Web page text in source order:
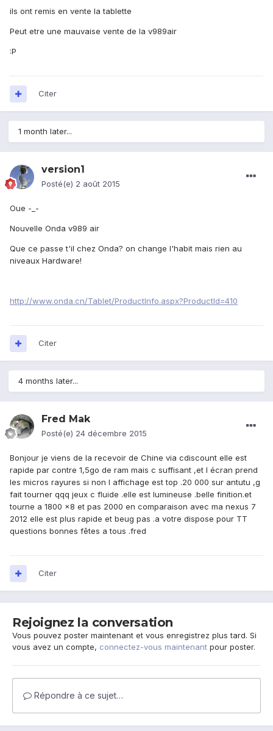
ils ont remis en vente la tablette
Peut etre une mauvaise vente de la v989air
:P
Citer
1 month later...
version1
Posté(e) 2 août 2015
Oue -_-
Nouvelle Onda v989 air
Que ce passe t'il chez Onda? on change l'habit mais rien au
niveaux Hardware!
http://www.onda.cn/Tablet/ProductInfo.aspx?ProductId=410
Citer
4 months later...
Fred Mak
Posté(e) 24 décembre 2015
Bonjour je viens de la recevoir de Chine via cdiscount elle est
rapide par contre 1,5go de ram mais c suffisant ,et l écran prend
les micros rayures si non l affichage est top .20 000 sur antutu ,g
fait tourner qqq jeux c fluide .elle est lumineuse .belle finition.et
tourne a 1800 x8 et pas 2000 en comparaison avec ma nexus 7
2012 elle est plus rapide et beug pas .a votre dispose pour TT
questions bonnes fêtes a tous .fred
Citer
Rejoignez la conversation
Vous pouvez poster maintenant et vous enregistrez plus tard. Si
vous avez un compte, connectez-vous maintenant pour poster.
Répondre à ce sujet…